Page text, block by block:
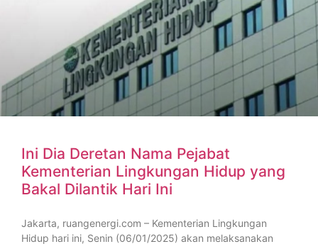
Ini Dia Deretan Nama Pejabat
Kementerian Lingkungan Hidup yang
Bakal Dilantik Hari Ini
Jakarta, ruangenergi.com – Kementerian Lingkungan
Hidup hari ini, Senin (06/01/2025) akan melaksanakan